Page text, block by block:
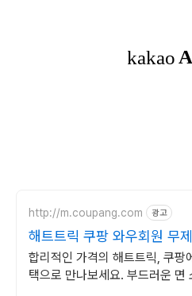
http://m.coupang.com 광고
해트트릭 쿠팡 와우회원 무
합리적인 가격의 해트트릭, 쿠팡
택으로 만나보세요. 부드러운 면